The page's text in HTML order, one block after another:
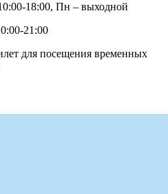
18:00, Пн – выходной
21:00
для посещения временных